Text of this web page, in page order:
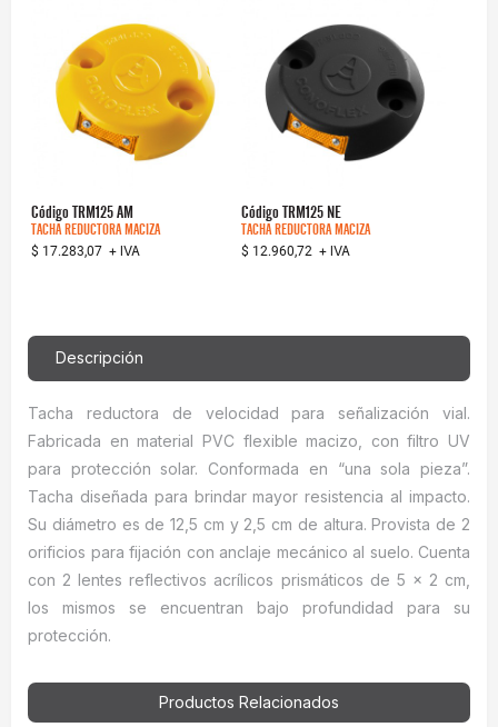
Código TRM125 AM
TACHA REDUCTORA MACIZA
$ 17.283,07 + IVA
Código TRM125 NE
TACHA REDUCTORA MACIZA
$ 12.960,72 + IVA
Descripción
Tacha reductora de velocidad para señalización vial.
Fabricada en material PVC flexible macizo, con filtro UV
para protección solar. Conformada en “una sola pieza”.
Tacha diseñada para brindar mayor resistencia al impacto.
Su diámetro es de 12,5 cm y 2,5 cm de altura. Provista de 2
orificios para fijación con anclaje mecánico al suelo. Cuenta
con 2 lentes reflectivos acrílicos prismáticos de 5 x 2 cm,
los mismos se encuentran bajo profundidad para su
protección.
Productos Relacionados